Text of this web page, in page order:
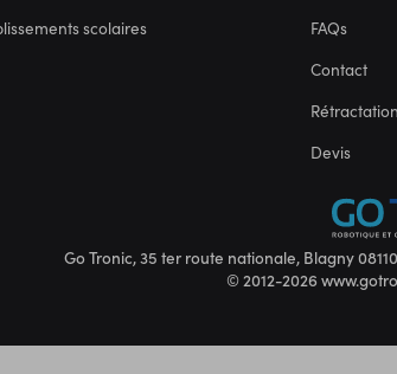
scolaires
FAQs
Contact
Rétractation
Devis
Go Tronic, 35 ter route nationale, Blagny
© 2012-2026